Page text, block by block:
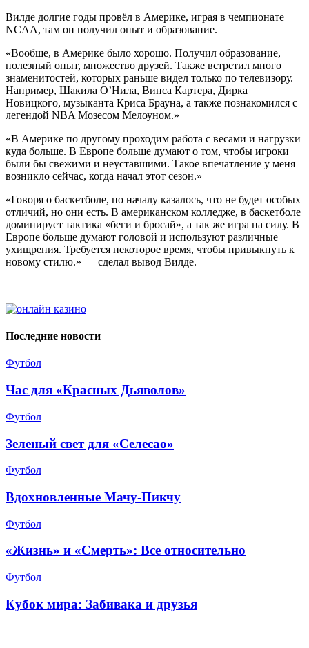
Вилде долгие годы провёл в Америке, играя в чемпионате
NCAA, там он получил опыт и образование.
«Вообще, в Америке было хорошо. Получил образование,
полезный опыт, множество друзей. Также встретил много
знаменитостей, которых раньше видел только по телевизору.
Например, Шакила О’Hила, Винса Картера, Дирка
Новицкого, музыканта Криса Брауна, а также познакомился с
легендой NBA Мозесом Мелоуном.»
«В Америке по другому проходим работа с весами и нагрузки
куда больше. В Европе больше думают о том, чтобы игроки
были бы свежими и неуставшими. Такое впечатление у меня
возникло сейчас, когда начал этот сезон.»
«Говоря о баскетболе, по началу казалось, что не будет особых
отличий, но они есть. В американском колледже, в баскетболе
доминирует тактика «беги и бросай», а так же игра на силу. В
Европе больше думают головой и используют различные
ухищрения. Требуется некоторое время, чтобы привыкнуть к
новому стилю.» — сделал вывод Вилде.
Последние новости
Футбол
Час для «Красных Дьяволов»
Футбол
Зеленый свет для «Селесао»
Футбол
Вдохновленные Мачу-Пикчу
Футбол
«Жизнь» и «Смерть»: Все относительно
Футбол
Кубок мира: Забивака и друзья